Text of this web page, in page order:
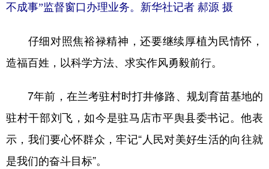
不成事”监督窗口办理业务。新华社记者 郝源 摄
仔细对照焦裕禄精神，还要继续厚植为民情怀，
造福百姓，以科学方法、求实作风勇毅前行。
7年前，在兰考驻村时打井修路、规划育苗基地的
驻村干部刘飞，如今是驻马店市平舆县委书记。他表
示，我们要心怀群众，牢记“人民对美好生活的向往就
是我们的奋斗目标”。